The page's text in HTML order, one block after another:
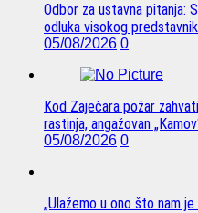
Odbor za ustavna pitanja:
odluka visokog
05/08/2026 0
Kod Zaječara požar
rastinja, angažovan
05/08/2026 0
„Ulažemo u ono što nam